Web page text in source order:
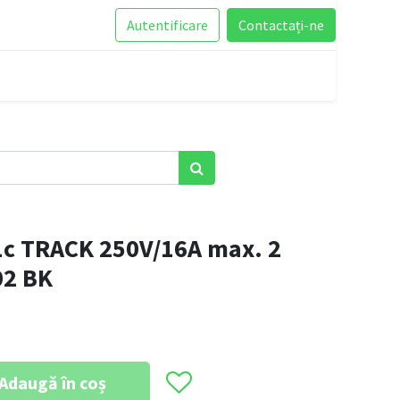
Autentificare Contactați-ne
TRACK 250V/16A max. 2
BK
în coș